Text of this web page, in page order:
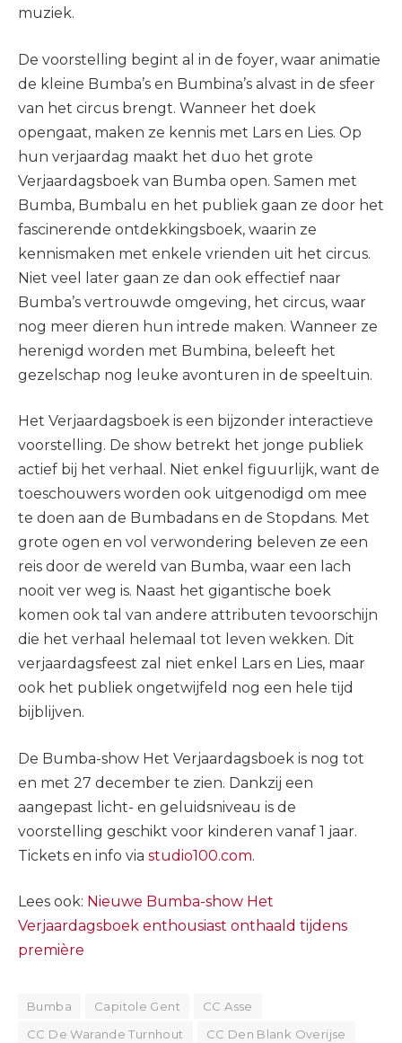
muziek.
De voorstelling begint al in de foyer, waar animatie
de kleine Bumba’s en Bumbina’s alvast in de sfeer
van het circus brengt. Wanneer het doek
opengaat, maken ze kennis met Lars en Lies. Op
hun verjaardag maakt het duo het grote
Verjaardagsboek van Bumba open. Samen met
Bumba, Bumbalu en het publiek gaan ze door het
fascinerende ontdekkingsboek, waarin ze
kennismaken met enkele vrienden uit het circus.
Niet veel later gaan ze dan ook effectief naar
Bumba’s vertrouwde omgeving, het circus, waar
nog meer dieren hun intrede maken. Wanneer ze
herenigd worden met Bumbina, beleeft het
gezelschap nog leuke avonturen in de speeltuin.
Het Verjaardagsboek is een bijzonder interactieve
voorstelling. De show betrekt het jonge publiek
actief bij het verhaal. Niet enkel figuurlijk, want de
toeschouwers worden ook uitgenodigd om mee
te doen aan de Bumbadans en de Stopdans. Met
grote ogen en vol verwondering beleven ze een
reis door de wereld van Bumba, waar een lach
nooit ver weg is. Naast het gigantische boek
komen ook tal van andere attributen tevoorschijn
die het verhaal helemaal tot leven wekken. Dit
verjaardagsfeest zal niet enkel Lars en Lies, maar
ook het publiek ongetwijfeld nog een hele tijd
bijblijven.
De Bumba-show Het Verjaardagsboek is nog tot
en met 27 december te zien. Dankzij een
aangepast licht- en geluidsniveau is de
voorstelling geschikt voor kinderen vanaf 1 jaar.
Tickets en info via studio100.com.
Lees ook: Nieuwe Bumba-show Het
Verjaardagsboek enthousiast onthaald tijdens
première
Bumba Capitole Gent
CC Asse
CC De Warande Turnhout
CC Den Blank Overijse